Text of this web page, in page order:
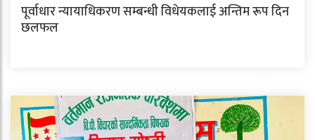
पूर्वाधार न्यायाधिकरण सम्बन्धी विधेयकलाई अन्तिम रूप दिन
छलफल